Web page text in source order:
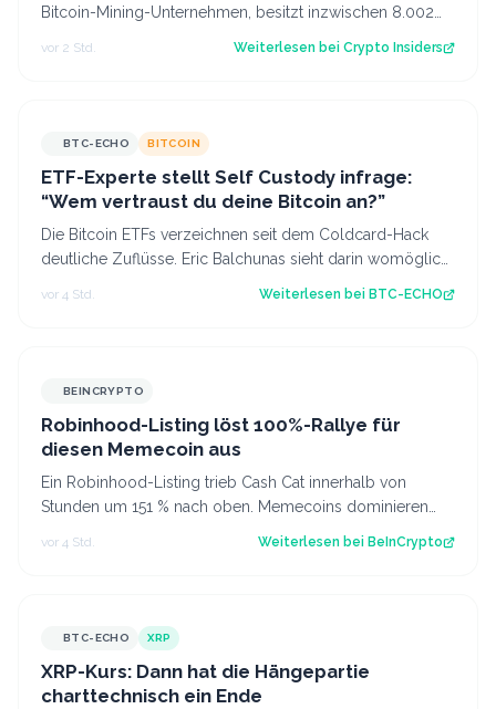
Bitcoin-Mining-Unternehmen, besitzt inzwischen 8.002
vor 2 Std. Weiterlesen bei Crypto Insiders
BTC-ECHO BITCOIN
ETF-Experte stellt Self Custody infrage:
“Wem vertraust du deine Bitcoin an?”
Die Bitcoin ETFs verzeichnen seit dem Coldcard-Hack
deutliche Zuflüsse. Eric Balchunas sieht darin womöglich
einen Vertrauensgewinn. Source:…
vor 4 Std. Weiterlesen bei BTC-ECHO
BEINCRYPTO
Robinhood-Listing löst 100%-Rallye für
diesen Memecoin aus
Ein Robinhood-Listing trieb Cash Cat innerhalb von
Stunden um 151 % nach oben. Memecoins dominieren
vor 4 Std. Weiterlesen bei BeInCrypto
BTC-ECHO XRP
XRP-Kurs: Dann hat die Hängepartie
charttechnisch ein Ende